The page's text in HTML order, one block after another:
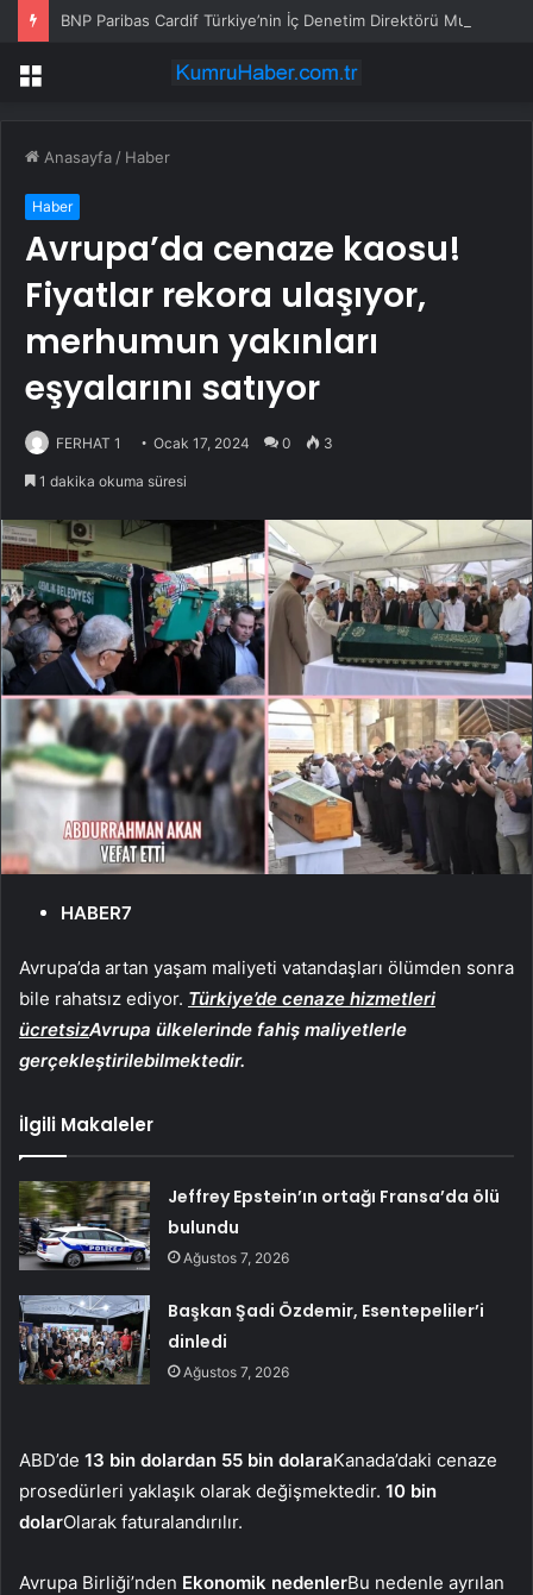
Menü
Anasayfa / Haber
Haber
Avrupa’da cenaze kaosu!
Fiyatlar rekora ulaşıyor,
merhumun yakınları
eşyalarını satıyor
FERHAT 1 Ocak 17, 2024 0 3
1 dakika okuma süresi
HABER7
Avrupa’da artan yaşam maliyeti vatandaşları ölümden sonra
bile rahatsız ediyor. Türkiye’de cenaze hizmetleri
ücretsizAvrupa ülkelerinde fahiş maliyetlerle
gerçekleştirilebilmektedir.
İlgili Makaleler
Jeffrey Epstein’ın ortağı Fransa’da ölü
bulundu
Ağustos 7, 2026
Başkan Şadi Özdemir, Esentepeliler’i
dinledi
Ağustos 7, 2026
ABD’de 13 bin dolardan 55 bin dolaraKanada’daki cenaze
prosedürleri yaklaşık olarak değişmektedir. 10 bin
dolarOlarak faturalandırılır.
Avrupa Birliği’nden Ekonomik nedenlerBu nedenle ayrılan